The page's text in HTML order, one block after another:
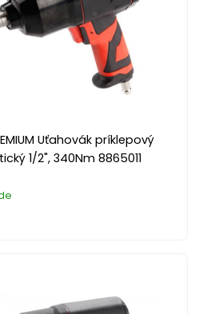
Uťahovák príklepový
1/2", 340Nm 8865011